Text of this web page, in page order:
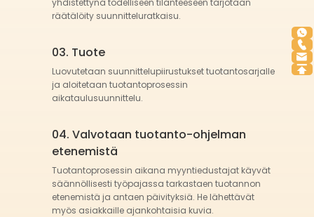
räätälöity suunnitteluratkaisu.
03. Tuote
Luovutetaan suunnittelupiirustukset tuotantosarjalle
ja aloitetaan tuotantoprosessin
aikataulusuunnittelu.
04. Valvotaan tuotanto-ohjelman
etenemistä
Tuotantoprosessin aikana myyntiedustajat käyvät
säännöllisesti työpajassa tarkastaen tuotannon
etenemistä ja antaen päivityksiä. He lähettävät
myös asiakkaille ajankohtaisia kuvia.